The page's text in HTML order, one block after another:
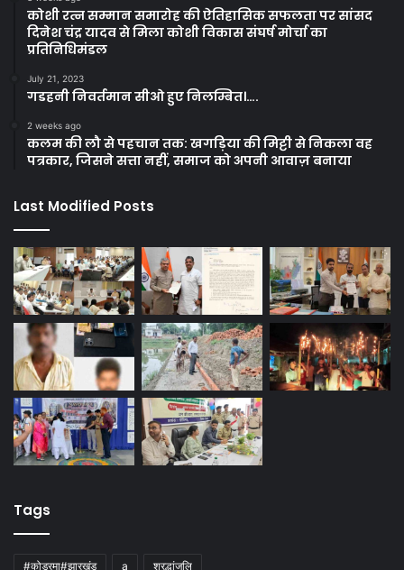
कोशी रत्न सम्मान समारोह की ऐतिहासिक सफलता पर सांसद
दिनेश चंद्र यादव से मिला कोशी विकास संघर्ष मोर्चा का
प्रतिनिधिमंडल
July 21, 2023
गडहनी निवर्तमान सीओ हुए निलम्बित।….
2 weeks ago
कलम की लौ से पहचान तक: खगड़िया की मिट्टी से निकला वह
पत्रकार, जिसने सत्ता नहीं, समाज को अपनी आवाज़ बनाया
Last Modified Posts
Tags
#कोडरमा#झारखंड a श्रद्धांजलि